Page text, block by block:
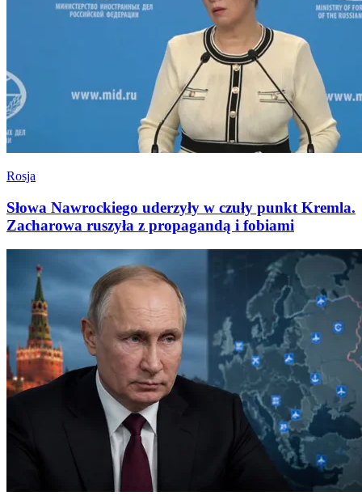
Rosja
Słowa Nawrockiego uderzyły w czuły punkt Kremla.
Zacharowa ruszyła z propagandą i fobiami